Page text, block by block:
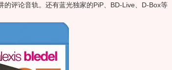
的评论音轨。还有蓝光独家的PiP、BD-Live、D-Box等